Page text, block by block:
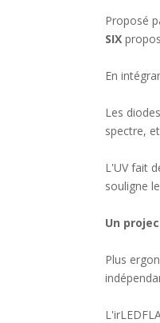
Proposé
SIX
En
Les
spectre,
L'UV fait
souligne
Un
Plus